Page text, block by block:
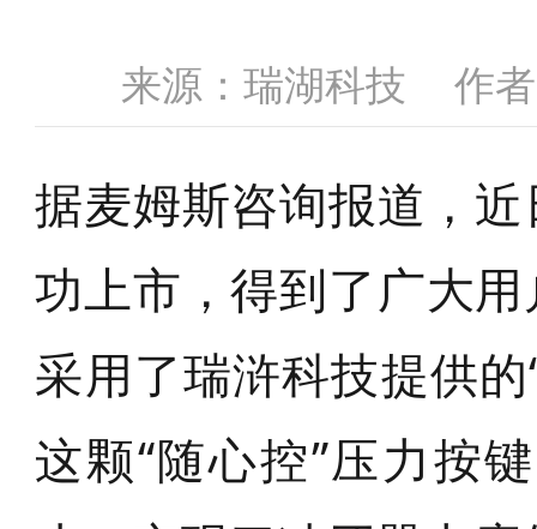
来源：瑞湖科技 作
据麦姆斯咨询报道，
功上市，得到了广大
采用了瑞浒科技提供
这颗“随心控”压力按